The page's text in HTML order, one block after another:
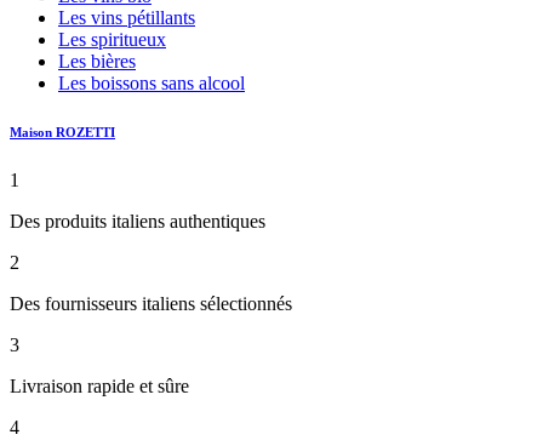
Les vins pétillants
Les spiritueux
Les bières
Les boissons sans alcool
Maison ROZETTI
1
Des produits italiens authentiques
2
Des fournisseurs italiens sélectionnés
3
Livraison rapide et sûre
4